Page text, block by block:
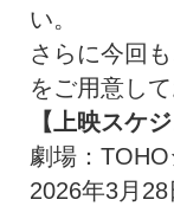
い。
さらに今回
をご用意して
【上映スケ
劇場：
2026年3月